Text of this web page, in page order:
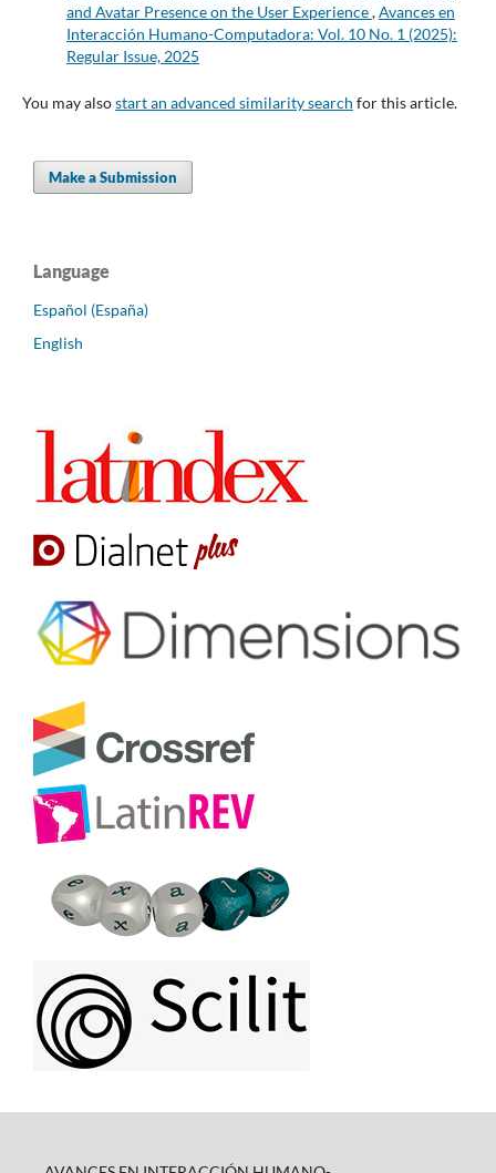
and Avatar Presence on the User Experience,Avances en
Interacción Humano-Computadora: Vol. 10 No. 1 (2025):
Regular Issue, 2025
You may alsostart an advanced similarity search for this article.
Make a Submission
Language
Español (España)
English